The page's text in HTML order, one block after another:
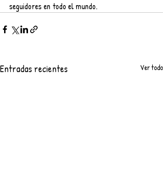
seguidores en todo el mundo.
Entradas recientes Ver todo